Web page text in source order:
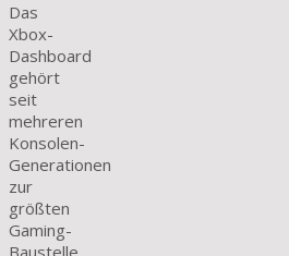
Das
Xbox-
Dashboard
gehört
seit
mehreren
Konsolen-
Generationen
zur
größten
Gaming-